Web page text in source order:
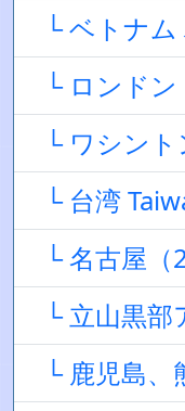
└ ベトナム
└ ロンドン
└ ワシント
└ 台湾
└ 名古屋（
└ 立山黒部
└ 鹿児島、